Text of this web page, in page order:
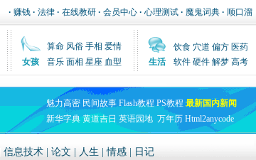
· 赚钱 · 法律 · 在线教研 · 会员中心 · 心理测试 · 魔鬼词典 · 顺口溜
算命 风俗 手相 爱情
女孩
音乐 面相 星座 血型
饮食 穴道 偏方 医药
生活
软件 硬件 解梦 高考
魅力高密 民间故事 Flash教程 PS教程 最新国内新闻
新华字典 黄道吉日 英语园地 万年历 Html2anycode
信息技术 论文 人生 |情感 日记